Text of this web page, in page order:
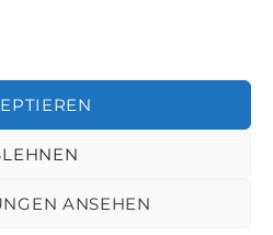
ANSEHEN
Datenschutzerklärung